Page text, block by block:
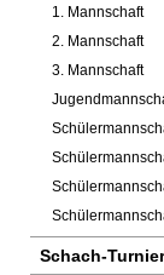
1. Mannschaft
2. Mannschaft
3. Mannschaft
Schach-